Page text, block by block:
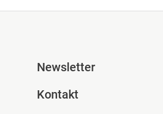
Fusszeile
Newsletter
Kontakt